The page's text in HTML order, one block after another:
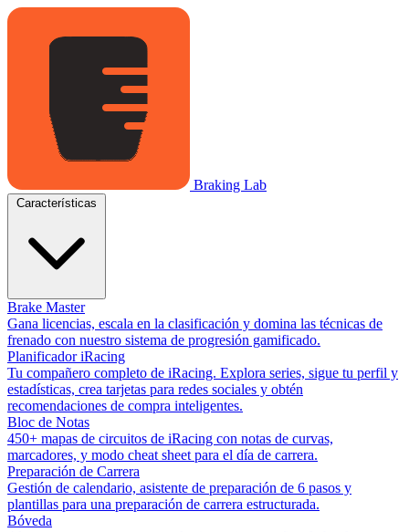
Braking Lab
Brake Master
Gana licencias, escala en la clasificación y domina las técnicas de
frenado con nuestro sistema de progresión gamificado.
Planificador iRacing
Tu compañero completo de iRacing. Explora series, sigue tu perfil y
estadísticas, crea tarjetas para redes sociales y obtén
recomendaciones de compra inteligentes.
Bloc de Notas
450+ mapas de circuitos de iRacing con notas de curvas,
marcadores, y modo cheat sheet para el día de carrera.
Preparación de Carrera
Gestión de calendario, asistente de preparación de 6 pasos y
plantillas para una preparación de carrera estructurada.
Bóveda